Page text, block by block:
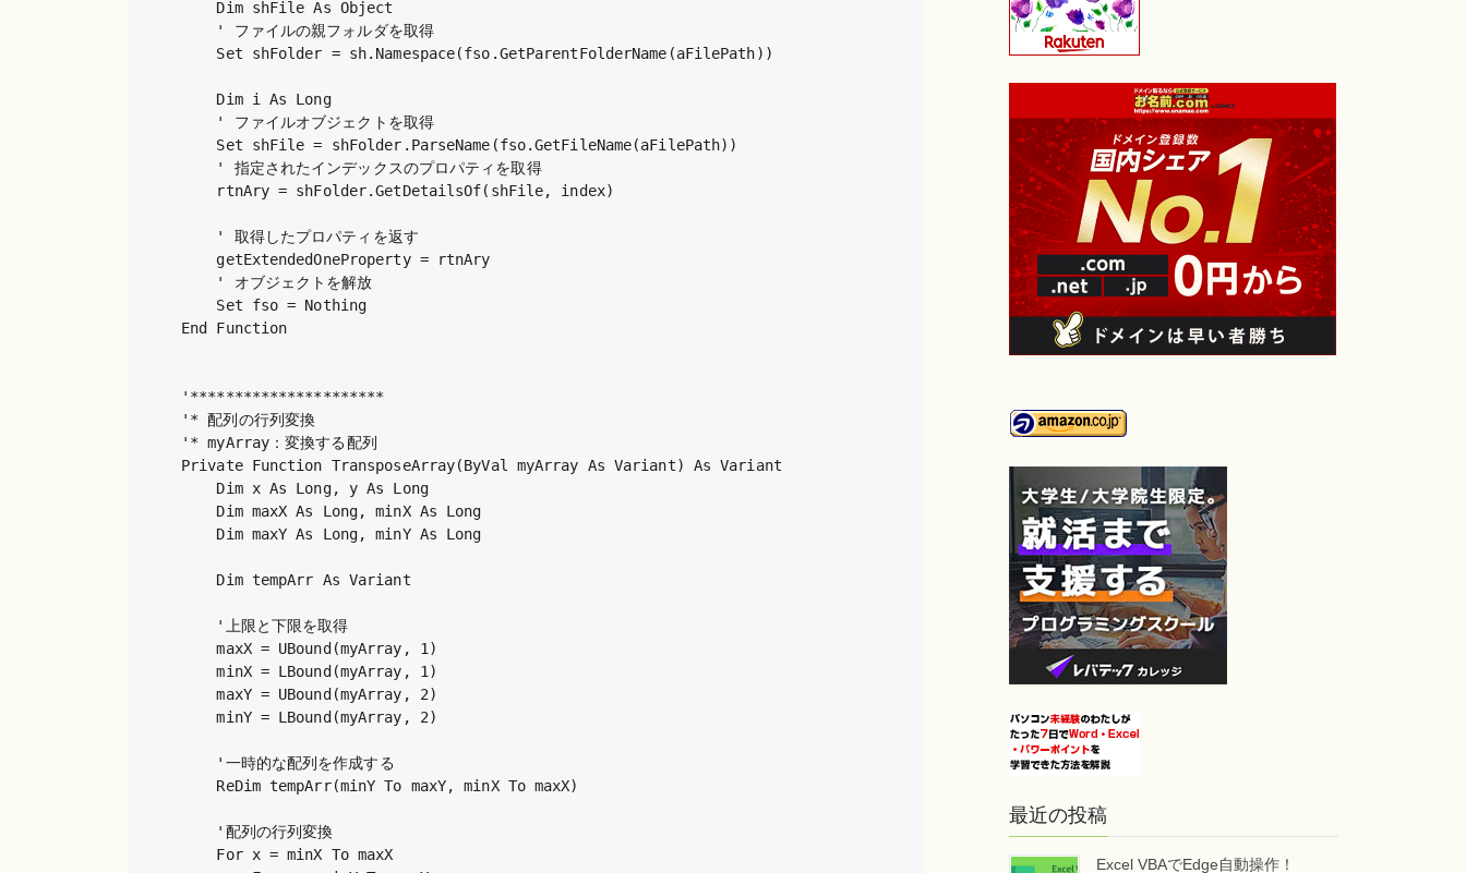
    Dim shFile As Object
    ' ファイルの親フォルダを取得
    Set shFolder = sh.Namespace(fso.GetParentFolderName(aFilePath))
    Dim i As Long
    ' ファイルオブジェクトを取得
    Set shFile = shFolder.ParseName(fso.GetFileName(aFilePath))
    ' 指定されたインデックスのプロパティを取得
    rtnAry = shFolder.GetDetailsOf(shFile, index)
    ' 取得したプロパティを返す
    getExtendedOneProperty = rtnAry
    ' オブジェクトを解放
    Set fso = Nothing
End Function
'**********************
'* 配列の行列変換
'* myArray：変換する配列
Private Function TransposeArray(ByVal myArray As Variant) As Variant
    Dim x As Long, y As Long
    Dim maxX As Long, minX As Long
    Dim maxY As Long, minY As Long
    Dim tempArr As Variant
    '上限と下限を取得
    maxX = UBound(myArray, 1)
    minX = LBound(myArray, 1)
    maxY = UBound(myArray, 2)
    minY = LBound(myArray, 2)
    '一時的な配列を作成する
    ReDim tempArr(minY To maxY, minX To maxX)
    '配列の行列変換
    For x = minX To maxX
最近の投稿
Excel VBAでEdge自動操作！